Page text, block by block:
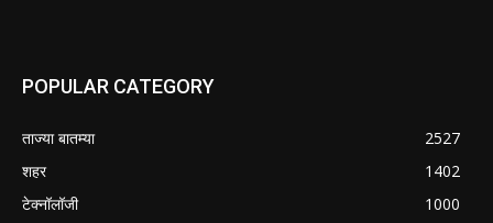
POPULAR CATEGORY
ताज्या बातम्या
2527
शहर
1402
टेक्नॉलॉजी
1000